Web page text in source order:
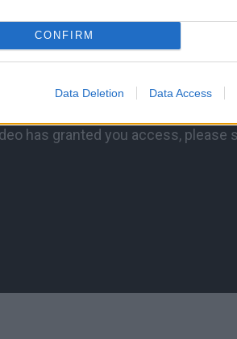
CONFIRM
Data Deletion Data Access